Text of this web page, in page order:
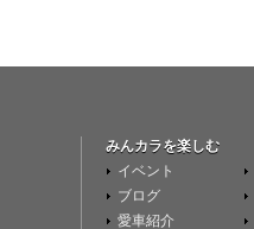
みんカラを楽しむ
イベント
ブログ
愛車紹介